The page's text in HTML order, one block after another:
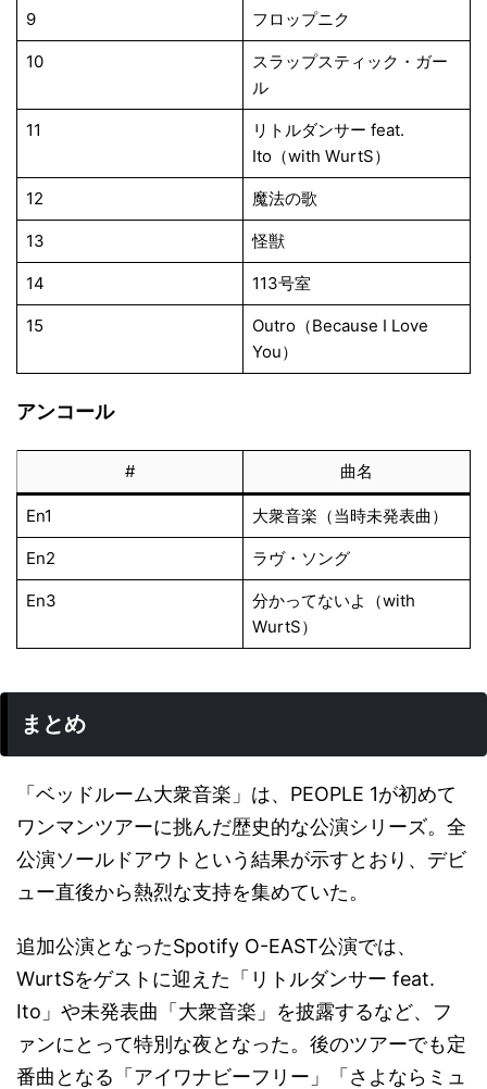
9 フロップニク
10
スラップスティック・ガー
ル
11
リトルダンサー feat.
Ito（with WurtS）
12 魔法の歌
13 怪獣
14 113号室
15
Outro（Because I Love
You）
アンコール
# 曲名
En1 大衆音楽（当時未発表曲）
En2 ラヴ・ソング
En3
分かってないよ（with
WurtS）
まとめ
「ベッドルーム大衆音楽」は、PEOPLE 1が初めて
ワンマンツアーに挑んだ歴史的な公演シリーズ。全
公演ソールドアウトという結果が示すとおり、デビ
ュー直後から熱烈な支持を集めていた。
追加公演となったSpotify O-EAST公演では、
WurtSをゲストに迎えた「リトルダンサー feat.
Ito」や未発表曲「大衆音楽」を披露するなど、フ
ァンにとって特別な夜となった。後のツアーでも定
番曲となる「アイワナビーフリー」「さよならミュ